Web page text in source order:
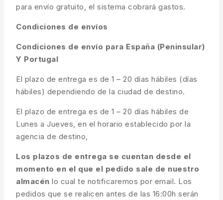
para envío gratuito, el sistema cobrará gastos.
Condiciones de envíos
Condiciones de envío para España (Peninsular)
Y Portugal
El plazo de entrega es de 1 – 20 días hábiles (días
hábiles) dependiendo de la ciudad de destino.
El plazo de entrega es de 1 – 20 días hábiles de
Lunes a Jueves, en el horario establecido por la
agencia de destino,
Los plazos de entrega se cuentan desde el
momento en el que el pedido sale de nuestro
almacén lo cual te notificaremos por email. Los
pedidos que se realicen antes de las 16:00h serán